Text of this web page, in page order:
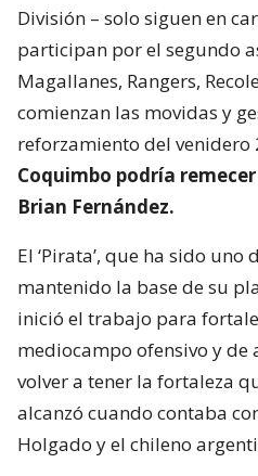
División – solo siguen en
participan por el segundo
Magallanes, Rangers,
comienzan las movidas y
reforzamiento del venidero
Coquimbo podría
Brian Fernández.
El ‘Pirata’, que ha sido
mantenido la base de su
inició el trabajo para
mediocampo ofensivo y
volver a tener la fortaleza
alcanzó cuando contaba
Holgado y el chileno